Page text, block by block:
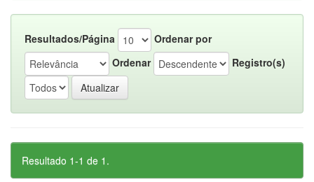
Resultados/Página
Ordenar por
Ordenar
Registro(s)
Resultado 1-1 de 1.